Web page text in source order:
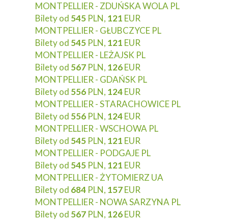
MONTPELLIER - ZDUŃSKA WOLA PL
Bilety od 545 PLN, 121 EUR
MONTPELLIER - GŁUBCZYCE PL
Bilety od 545 PLN, 121 EUR
MONTPELLIER - LEŻAJSK PL
Bilety od 567 PLN, 126EUR
MONTPELLIER - GDAŃSK PL
Bilety od 556 PLN, 124EUR
MONTPELLIER - STARACHOWICE PL
Bilety od 556 PLN, 124EUR
MONTPELLIER - WSCHOWA PL
Bilety od 545 PLN, 121 EUR
MONTPELLIER - PODGAJE PL
Bilety od 545 PLN, 121 EUR
MONTPELLIER - ŻYTOMIERZ UA
Bilety od 684 PLN, 157EUR
MONTPELLIER - NOWA SARZYNA PL
Bilety od 567 PLN, 126EUR